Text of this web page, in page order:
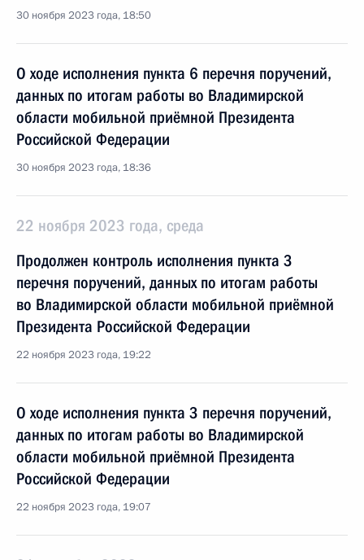
30 ноября 2023 года, 18:50
О ходе исполнения пункта 6 перечня поручений,
данных по итогам работы во Владимирской
области мобильной приёмной Президента
Российской Федерации
30 ноября 2023 года, 18:36
22 ноября 2023 года, среда
Продолжен контроль исполнения пункта 3
перечня поручений, данных по итогам работы
во Владимирской области мобильной приёмной
Президента Российской Федерации
22 ноября 2023 года, 19:22
О ходе исполнения пункта 3 перечня поручений,
данных по итогам работы во Владимирской
области мобильной приёмной Президента
Российской Федерации
22 ноября 2023 года, 19:07